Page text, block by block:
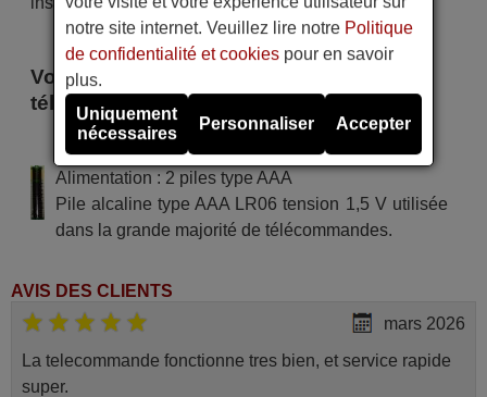
Voici certains modèles qui utilisent cette
télécommande
PHONAR JX 2100
Alimentation : 2 piles type AAA
Pile alcaline type AAA LR06 tension 1,5 V utilisée
dans la grande majorité de télécommandes.
AVIS DES CLIENTS
mars 2026
La telecommande fonctionne tres bien, et service rapide
super.
notre site internet. Veuillez lire notre Politique
de confidentialité et cookies pour en savoir
plus.
Uniquement
nécessaires
Personnaliser Accepter